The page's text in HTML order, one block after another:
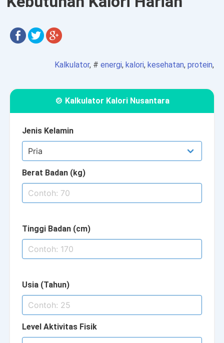
Kalkulator, # energi, kalori, kesehatan, protein,
🍲 Kalkulator Kalori Nusantara
Jenis Kelamin
Berat Badan (kg)
Tinggi Badan (cm)
Usia (Tahun)
Level Aktivitas Fisik